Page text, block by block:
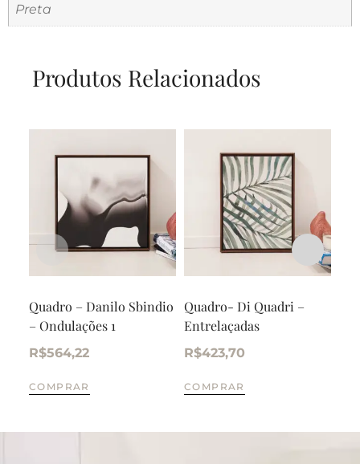
Preta
Produtos Relacionados
Quadro – Danilo Sbindio
– Ondulações 1
R$564,22
COMPRAR
Quadro- Di Quadri –
Entrelaçadas
R$423,70
COMPRAR